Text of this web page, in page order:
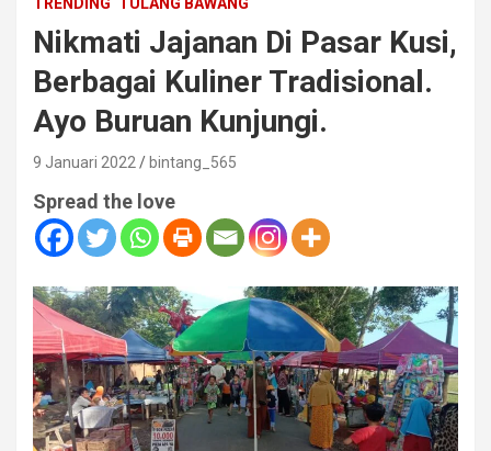
Nikmati Jajanan Di Pasar Kusi,
Berbagai Kuliner Tradisional.
Ayo Buruan Kunjungi.
9 Januari 2022 bintang_565
Spread the love